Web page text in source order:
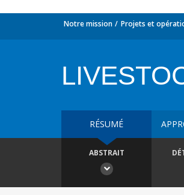
Notre mission Projets et
RÉSUMÉ
ABSTRAIT